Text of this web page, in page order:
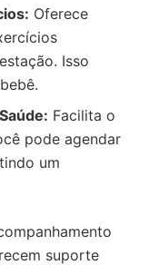
Oferece
Isso
Facilita o
pode agendar
um
suporte